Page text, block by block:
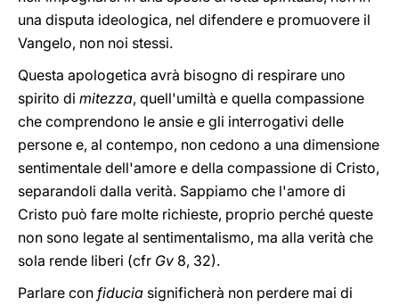
una disputa ideologica, nel difendere e promuovere il
Vangelo, non noi stessi.
Questa apologetica avrà bisogno di respirare uno
spirito di mitezza, quell'umiltà e quella compassione
che comprendono le ansie e gli interrogativi delle
persone e, al contempo, non cedono a una dimensione
sentimentale dell'amore e della compassione di Cristo,
separandoli dalla verità. Sappiamo che l'amore di
Cristo può fare molte richieste, proprio perché queste
non sono legate al sentimentalismo, ma alla verità che
sola rende liberi (cfr Gv 8, 32).
Parlare con fiducia significherà non perdere mai di